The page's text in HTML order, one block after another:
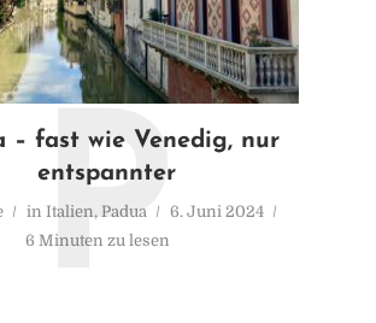
– fast wie Venedig, nur
entspannter
in Italien, Padua
6. Juni 2024
6 Minuten zu lesen
P